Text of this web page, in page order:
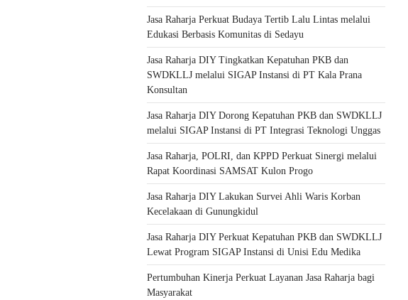
Jasa Raharja Perkuat Budaya Tertib Lalu Lintas melalui
Edukasi Berbasis Komunitas di Sedayu
Jasa Raharja DIY Tingkatkan Kepatuhan PKB dan
SWDKLLJ melalui SIGAP Instansi di PT Kala Prana
Konsultan
Jasa Raharja DIY Dorong Kepatuhan PKB dan SWDKLLJ
melalui SIGAP Instansi di PT Integrasi Teknologi Unggas
Jasa Raharja, POLRI, dan KPPD Perkuat Sinergi melalui
Rapat Koordinasi SAMSAT Kulon Progo
Jasa Raharja DIY Lakukan Survei Ahli Waris Korban
Kecelakaan di Gunungkidul
Jasa Raharja DIY Perkuat Kepatuhan PKB dan SWDKLLJ
Lewat Program SIGAP Instansi di Unisi Edu Medika
Pertumbuhan Kinerja Perkuat Layanan Jasa Raharja bagi
Masyarakat